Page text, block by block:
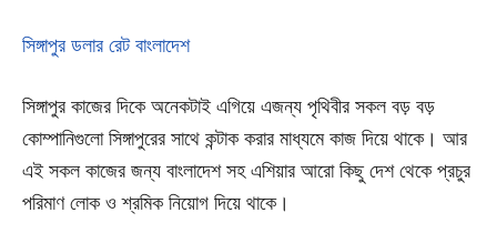
সিঙ্গাপুর ডলার রেট বাংলাদেশ
সিঙ্গাপুর কাজের দিকে অনেকটাই এগিয়ে এজন্য পৃথিবীর সকল বড় বড়
কোম্পানিগুলো সিঙ্গাপুরের সাথে কন্টাক করার মাধ্যমে কাজ দিয়ে থাকে। আর
এই সকল কাজের জন্য বাংলাদেশ সহ এশিয়ার আরো কিছু দেশ থেকে প্রচুর
পরিমাণ লোক ও শ্রমিক নিয়োগ দিয়ে থাকে।